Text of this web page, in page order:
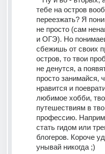
тебе на остров
переезжать? Я
не просто (сам
и ОГЭ). Но
сбежишь от своих
остров, то твои
не денутся, а
просто занимайся,
нравится и
любимое хобби,
путешествиям в
профессию.
стать гидом или
блогеров. Короче
унывай никогда ;)